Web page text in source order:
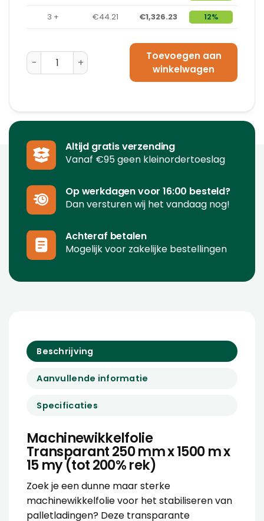
3 + €44.21 €1,326.23 12%
Machinewikkelfolie Transparant 250 mm x 1500 m x
Toevoegen aan
winkelwagen
Altijd gratis verzending
Vanaf €95 geen kleinordertoeslag
Op werkdagen voor 16:00 besteld?
Dan versturen wij het vandaag nog!
Achteraf betalen
Mogelijk voor zakelijke bestellingen
Beschrijving
Aanvullende informatie
Specificaties
Machinewikkelfolie
Transparant 250 mm x 1500 m x
15 my (tot 200% rek)
Zoek je een dunne maar sterke
machinewikkelfolie voor het stabiliseren van
palletladingen? Deze transparante